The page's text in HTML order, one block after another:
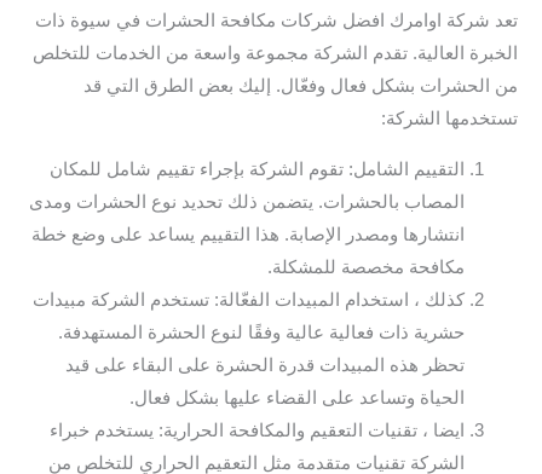
تعد شركة اوامرك افضل شركات مكافحة الحشرات في سيوة ذات
الخبرة العالية. تقدم الشركة مجموعة واسعة من الخدمات للتخلص
من الحشرات بشكل فعال وفعّال. إليك بعض الطرق التي قد
تستخدمها الشركة:
التقييم الشامل: تقوم الشركة بإجراء تقييم شامل للمكان
المصاب بالحشرات. يتضمن ذلك تحديد نوع الحشرات ومدى
انتشارها ومصدر الإصابة. هذا التقييم يساعد على وضع خطة
مكافحة مخصصة للمشكلة.
كذلك ، استخدام المبيدات الفعّالة: تستخدم الشركة مبيدات
حشرية ذات فعالية عالية وفقًا لنوع الحشرة المستهدفة.
تحظر هذه المبيدات قدرة الحشرة على البقاء على قيد
الحياة وتساعد على القضاء عليها بشكل فعال.
ايضا ، تقنيات التعقيم والمكافحة الحرارية: يستخدم خبراء
الشركة تقنيات متقدمة مثل التعقيم الحراري للتخلص من